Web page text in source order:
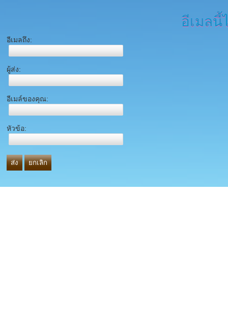
อีเมลนี้
อีเมลถึง:
ผู้ส่ง:
อีเมล์ของคุณ:
หัวข้อ:
ส่ง ยกเลิก